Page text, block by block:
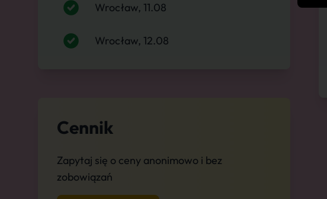
Wrocław, 11.08
Wrocław, 12.08
Cennik
Zapytaj się o ceny anonimowo i bez
zobowiązań